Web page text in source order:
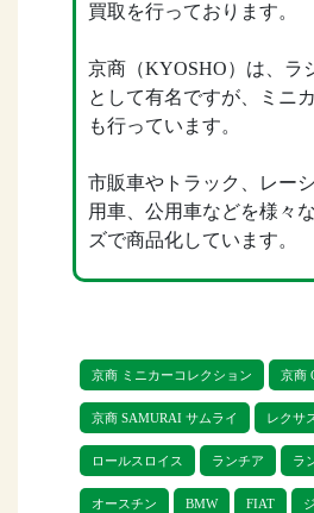
買取を行っております。
京商（KYOSHO）は、ラ
として有名ですが、ミニ
も行っています。
市販車やトラック、レー
用車、公用車などを様々
ズで商品化しています。
のミニカーシリーズです
れたシリーズは今では生
ものも多いので、コンプ
るコレクションは中古相
くものもあります。
京商 ミニカーコレクション 京商
京商 SAMURAI サムライ レクサ
ロールスロイス ランチア ラ
オースチン BMW FIAT